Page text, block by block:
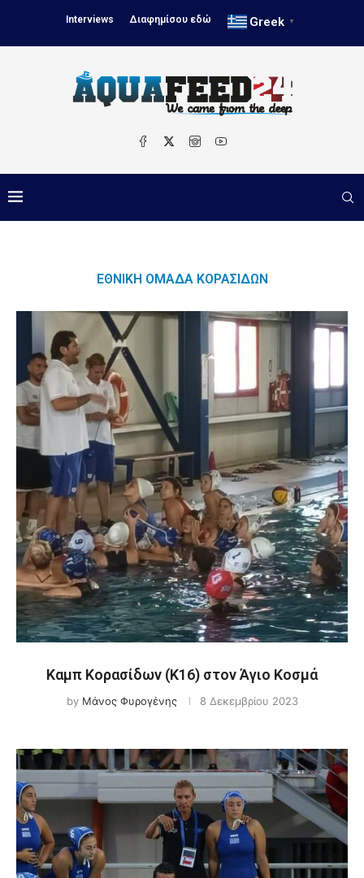
Interviews Διαφημίσου εδώ Greek ▼
ΕΘΝΙΚΉ ΟΜΆΔΑ ΚΟΡΑΣΊΔΩΝ
Καμπ Κορασίδων (Κ16) στον Άγιο Κοσμά
by Μάνος Φυρογένης 8 Δεκεμβρίου 2023